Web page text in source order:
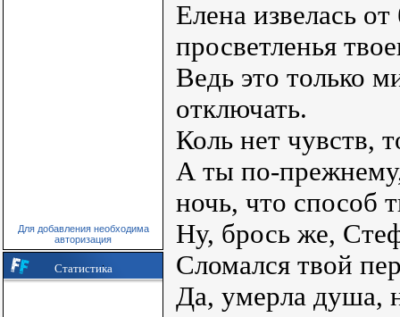
Для добавления необходима
авторизация
Статистика
Елена извелась
просветленья
Ведь это только
отключать.
Коль нет чувств,
А ты по-
ночь, что способ
Ну, брось же,
Сломался твой
Да, умерла душа,